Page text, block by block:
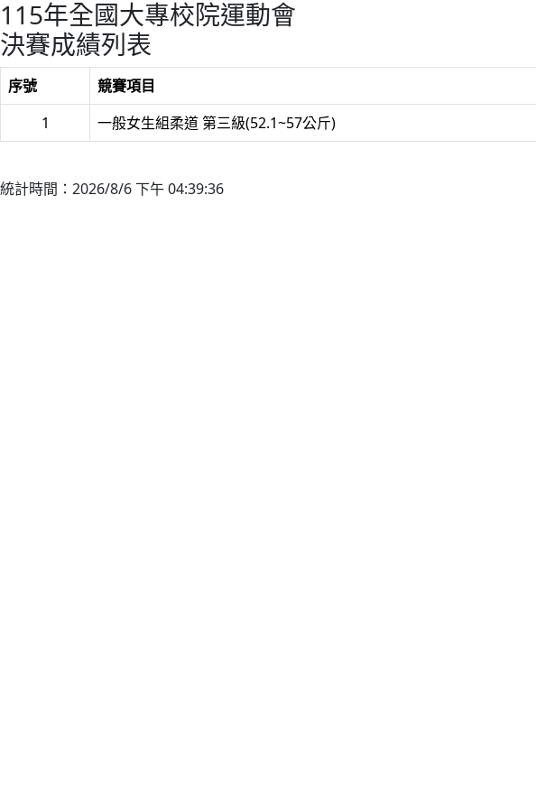
115年全國大專校院運動會
決賽成績列表
序號 競賽項目
1
一般女生組柔道 第三級(52.1~57公斤)
統計時間：2026/8/6 下午 04:39:36